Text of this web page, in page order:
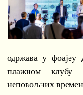
одржава у фоајеу
плажном клубу
неповољних